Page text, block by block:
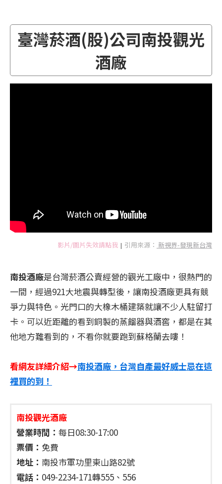
臺灣菸酒(股)公司南投觀光
酒廠
影片/圖片失效請點我 | 引用來源： 新視界-發現新台灣
南投酒廠是台灣菸酒公賣經營的觀光工廠中，很熱門的
一間，經過921大地震與轉型後，讓南投酒廠更具有競
爭力與特色。光門口的大橡木桶建築就讓不少人駐留打
卡。可以近距離的看到銅製的蒸餾器與酒窖，都是在其
他地方難看到的，不看你就要跑到蘇格蘭去嘍！
看網友詳細介紹→南投酒廠，台灣自產最好威士忌在這
裡買的到！
南投觀光酒廠
營業時間： 每日08:30-17:00
票價： 免費
地址： 南投市軍功里東山路82號
電話： 049-2234-171轉555、556